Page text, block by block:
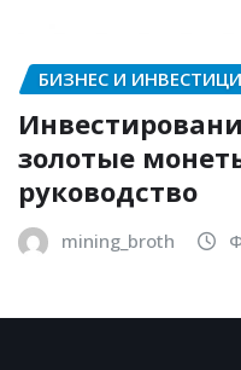
БИЗНЕС И
золотые
руководство
mining_broth